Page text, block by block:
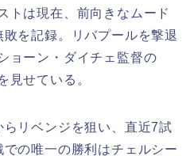
トは現在、前向きなムード
を記録。リバプールを撃退
ョーン・ダイチェ監督の
見せている。
リベンジを狙い、直近7試
の唯一の勝利はチェルシー